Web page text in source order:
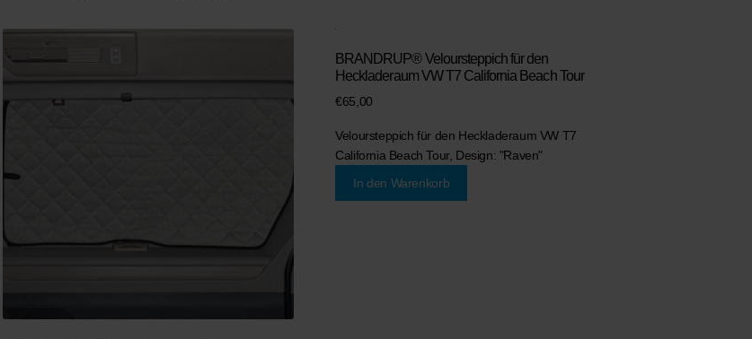
BRANDRUP® Veloursteppich für den
Heckladeraum VW T7 California Beach Tour
€65,00
Veloursteppich für den Heckladeraum VW T7
California Beach Tour, Design: "Raven"
In den Warenkorb